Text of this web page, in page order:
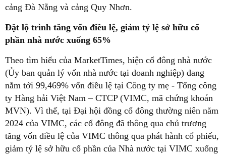
cảng Đà Nẵng và cảng Quy Nhơn.
Đặt lộ trình tăng vốn điều lệ, giảm tỷ lệ sở hữu cổ
phần nhà nước xuống 65%
Theo tìm hiểu của MarketTimes, hiện cổ đông nhà nước
(Ủy ban quản lý vốn nhà nước tại doanh nghiệp) đang
nắm tới 99,469% vốn điều lệ tại Công ty mẹ - Tổng công
ty Hàng hải Việt Nam – CTCP (VIMC, mã chứng khoán
MVN). Vì thế, tại Đại hội đồng cổ đông thường niên năm
2024 của VIMC, các cổ đông đã thông qua chủ trương
tăng vốn điều lệ của VIMC thông qua phát hành cổ phiếu,
giảm tỷ lệ sở hữu cổ phần của Nhà nước tại VIMC xuống